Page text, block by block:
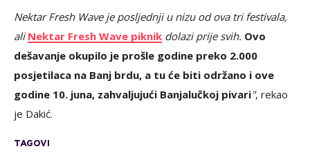
Nektar Fresh Wave je posljednji u nizu od ova tri festivala,
aliNektar Fresh Wave piknik dolazi prije svih. Ovo
dešavanje okupilo je prošle godine preko 2.000
posjetilaca na Banj brdu, a tu će biti održano i ove
godine 10. juna, zahvaljujući Banjalučkoj pivari", rekao
je Dakić.
TAGOVI